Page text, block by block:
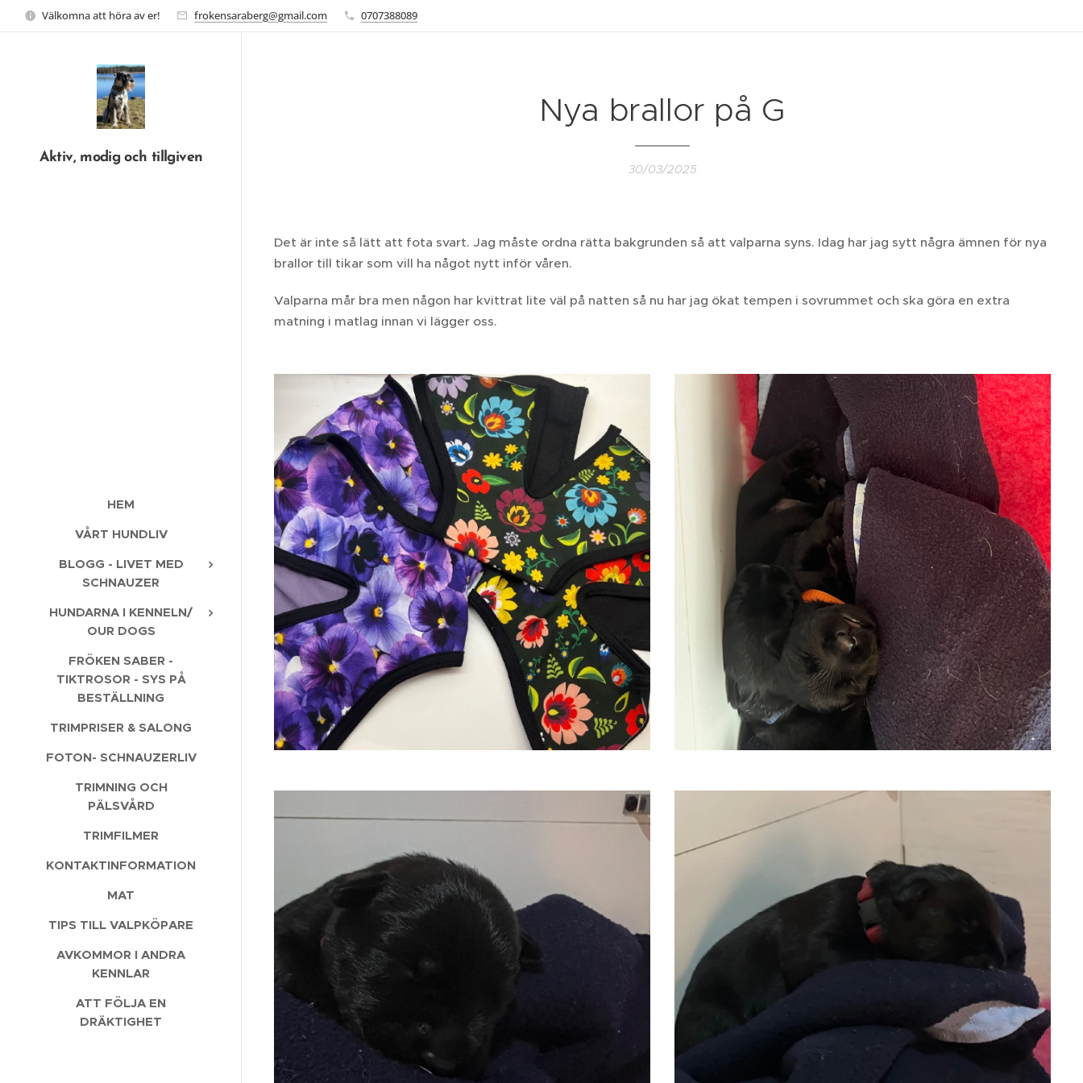
Välkomna att höra av er! frokensaraberg@gmail.com 0707388089
Aktiv, modig och tillgiven
HEM
VÅRT HUNDLIV
BLOGG - LIVET MED
SCHNAUZER
HUNDARNA I KENNELN/
OUR DOGS
FRÖKEN SABER -
TIKTROSOR - SYS PÅ
BESTÄLLNING
TRIMPRISER & SALONG
FOTON- SCHNAUZERLIV
TRIMNING OCH
PÄLSVÅRD
TRIMFILMER
KONTAKTINFORMATION
MAT
TIPS TILL VALPKÖPARE
AVKOMMOR I ANDRA
KENNLAR
ATT FÖLJA EN
DRÄKTIGHET
Nya brallor på G
30/03/2025
Det är inte så lätt att fota svart. Jag måste ordna rätta bakgrunden så att valparna syns. Idag har jag sytt några ämnen för nya
brallor till tikar som vill ha något nytt inför våren.
Valparna mår bra men någon har kvittrat lite väl på natten så nu har jag ökat tempen i sovrummet och ska göra en extra
matning i matlag innan vi lägger oss.